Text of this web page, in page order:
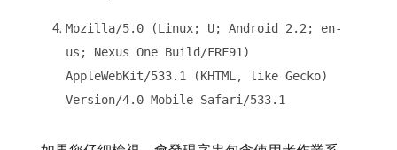
Mozilla/5.0 (Linux; U; Android 2.2; en-
us; Nexus One Build/FRF91)
AppleWebKit/533.1 (KHTML, like Gecko)
Version/4.0 Mobile Safari/533.1